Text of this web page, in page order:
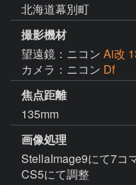
北海道幕別町
撮影機材
望遠鏡：ニコン Ai改
カメラ：ニコン Df
焦点距離
135mm
画像処理
StellaImage9にて7コ
CS5にて調整